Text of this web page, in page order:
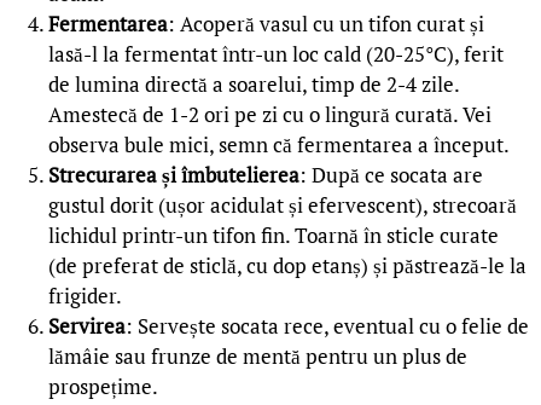
Fermentarea: Acoperă vasul cu un tifon curat și
lasă-l la fermentat într-un loc cald (20-25°C), ferit
de lumina directă a soarelui, timp de 2-4 zile.
Amestecă de 1-2 ori pe zi cu o lingură curată. Vei
observa bule mici, semn că fermentarea a început.
Strecurarea și îmbutelierea: După ce socata are
gustul dorit (ușor acidulat și efervescent), strecoară
lichidul printr-un tifon fin. Toarnă în sticle curate
(de preferat de sticlă, cu dop etanș) și păstrează-le la
frigider.
Servirea: Servește socata rece, eventual cu o felie de
lămâie sau frunze de mentă pentru un plus de
prospețime.